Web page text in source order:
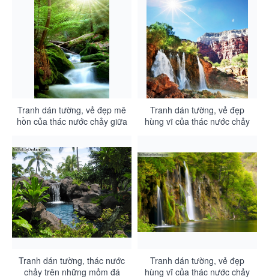
Tranh dán tường, vẻ đẹp mê
hồn của thác nước chảy giữa
Tranh dán tường, vẻ đẹp
hùng vĩ của thác nước chảy
Tranh dán tường, thác nước
chảy trên những mỏm đá
Tranh dán tường, vẻ đẹp
hùng vĩ của thác nước chảy